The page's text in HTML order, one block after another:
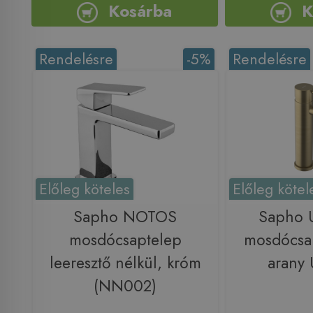
Kosárba
-5%
Rendelésre
Előleg köteles
Sapho NOTOS
mosdócsaptelep
leeresztő nélkül, króm
(NN002)
Rendelésre
Előleg
Sapho
arany